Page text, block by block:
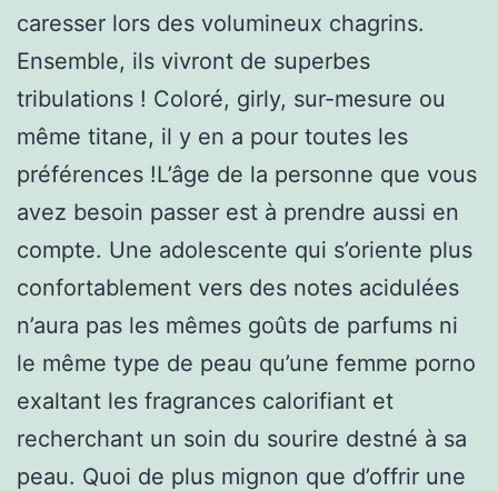
caresser lors des volumineux chagrins.
Ensemble, ils vivront de superbes
tribulations ! Coloré, girly, sur-mesure ou
même titane, il y en a pour toutes les
préférences !L’âge de la personne que vous
avez besoin passer est à prendre aussi en
compte. Une adolescente qui s’oriente plus
confortablement vers des notes acidulées
n’aura pas les mêmes goûts de parfums ni
le même type de peau qu’une femme porno
exaltant les fragrances calorifiant et
recherchant un soin du sourire destné à sa
peau. Quoi de plus mignon que d’offrir une